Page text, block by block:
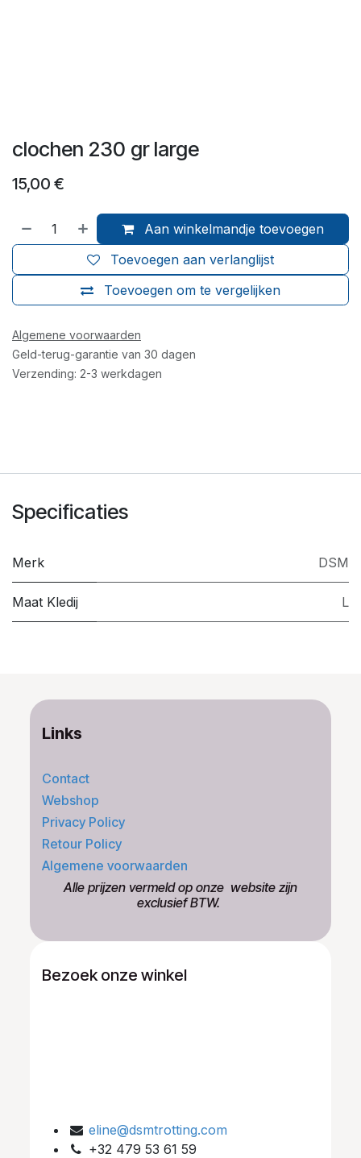
clochen 230 gr large
15,00 €
Aan winkelmandje toevoegen
Toevoegen om te vergelijken
Toevoegen aan verlanglijst
Algemene voorwaarden
Geld-terug-garantie van 30 dagen
Verzending: 2-3 werkdagen
Specificaties
Merk DSM
Maat Kledij L
Links
Contact
Webshop
Privacy Policy
Retour Policy
Algemene voorwaarden
​Alle prijzen vermeld op onze ​website zijn
exclusief BTW.
Bezoek onze winkel
eline@dsmtrotting.com
+32 479 53 61 59